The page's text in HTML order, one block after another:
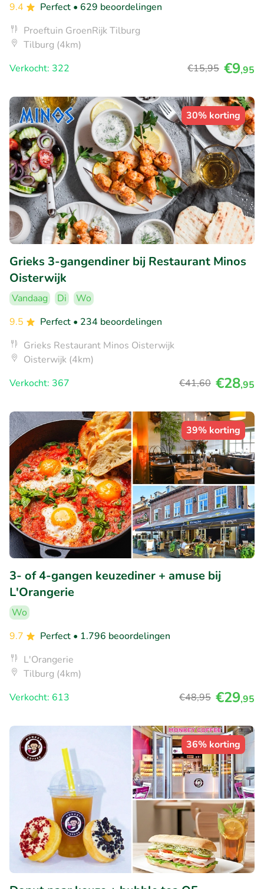
9.4
Perfect • 629 beoordelingen
Proeftuin GroenRijk Tilburg
Tilburg (4km)
Verkocht: 322
€15,95 €9,95
30% korting
Grieks 3-gangendiner bij Restaurant Minos
Oisterwijk
Vandaag Di
Wo
9.5
Perfect • 234 beoordelingen
Grieks Restaurant Minos Oisterwijk
Oisterwijk (4km)
Verkocht: 367
€41,60 €28,95
39% korting
3- of 4-gangen keuzediner + amuse bij
L'Orangerie
Wo
9.7
Perfect • 1.796 beoordelingen
L'Orangerie
Tilburg (4km)
Verkocht: 613
€48,95 €29,95
36% korting